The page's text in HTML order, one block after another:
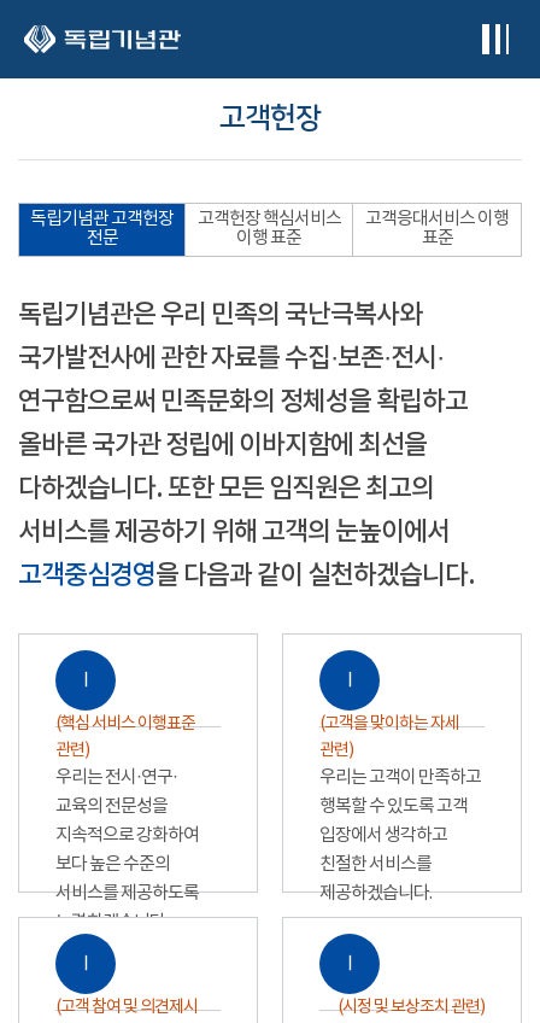
고객헌장
독립기념관 고객헌장
전문
고객헌장 핵심서비스
이행 표준
고객응대서비스 이행
표준
독립기념관은 우리 민족의 국난극복사와
국가발전사에 관한 자료를 수집·보존·전시·
연구함으로써 민족문화의 정체성을 확립하고
올바른 국가관 정립에 이바지함에 최선을
다하겠습니다. 또한 모든 임직원은 최고의
서비스를 제공하기 위해 고객의 눈높이에서
고객중심경영을 다음과 같이 실천하겠습니다.
Ⅰ
(핵심 서비스 이행표준
관련)
우리는 전시·연구·
교육의 전문성을
지속적으로 강화하여
보다 높은 수준의
서비스를 제공하도록
노력하겠습니다.
Ⅰ
(고객을 맞이하는 자세
관련)
우리는 고객이 만족하고
행복할 수 있도록 고객
입장에서 생각하고
친절한 서비스를
제공하겠습니다.
Ⅰ
(고객 참여 및 의견제시
Ⅰ
(시정 및 보상조치 관련)